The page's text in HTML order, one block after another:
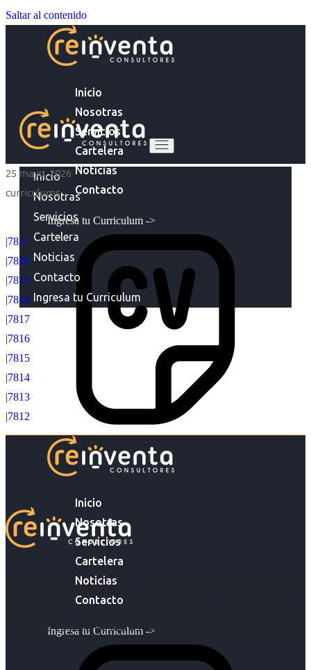
Saltar al contenido
Inicio
Nosotras
Servicios
Cartelera
Noticias
Contacto
Ingresa tu Curriculum ->
Inicio
Nosotras
Servicios
Cartelera
Noticias
Contacto
Ingresa tu Curriculum ->
Inicio
Nosotras
Servicios
Cartelera
Noticias
Contacto
Ingresa tu Curriculum
25 mayo, 2026
curriculums
|7821
|7820
|7819
|7818
|7817
|7816
|7815
|7814
|7813
|7812
Acompañar a empresas en su gestión de capital humano y
acompañar a personas en la búsqueda y encuentro de sus
objetivos es para nosotros un trabajo, pero antes un placer.